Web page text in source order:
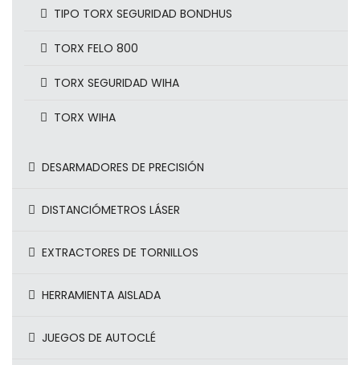
TIPO TORX SEGURIDAD BONDHUS
TORX FELO 800
TORX SEGURIDAD WIHA
TORX WIHA
DESARMADORES DE PRECISIÓN
DISTANCIÓMETROS LÁSER
EXTRACTORES DE TORNILLOS
HERRAMIENTA AISLADA
JUEGOS DE AUTOCLÉ